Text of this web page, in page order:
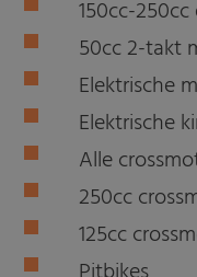
150cc-
50cc 2-takt
Elektrische
Elektrische
Alle
250cc
125cc